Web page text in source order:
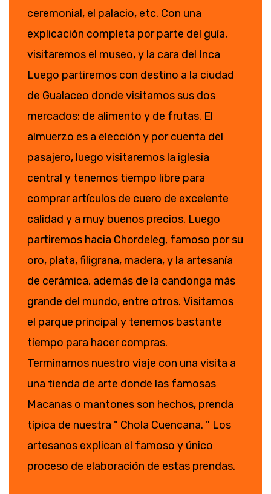
ceremonial, el palacio, etc. Con una
explicación completa por parte del guía,
visitaremos el museo, y la cara del Inca
Luego partiremos con destino a la ciudad
de Gualaceo donde visitamos sus dos
mercados: de alimento y de frutas. El
almuerzo es a elección y por cuenta del
pasajero, luego visitaremos la iglesia
central y tenemos tiempo libre para
comprar artículos de cuero de excelente
calidad y a muy buenos precios. Luego
partiremos hacia Chordeleg, famoso por su
oro, plata, filigrana, madera, y la artesanía
de cerámica, además de la candonga más
grande del mundo, entre otros. Visitamos
el parque principal y tenemos bastante
tiempo para hacer compras.
Terminamos nuestro viaje con una visita a
una tienda de arte donde las famosas
Macanas o mantones son hechos, prenda
típica de nuestra " Chola Cuencana. " Los
artesanos explican el famoso y único
proceso de elaboración de estas prendas.